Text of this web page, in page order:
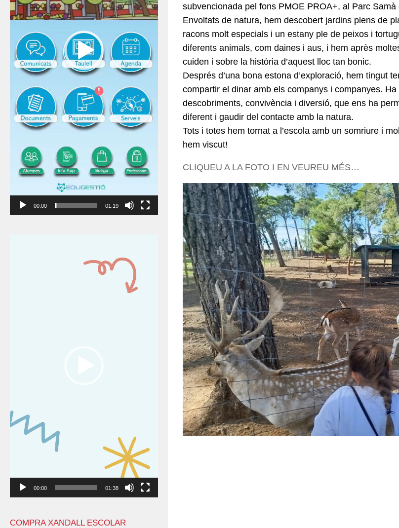
subvencionada pel fons PMOE PROA+, al Parc Samà
Envoltats de natura, hem descobert jardins plens de
racons molt especials i un estany ple de peixos i
diferents animals, com daines i aus, i hem après
cuiden i sobre la història d’aquest lloc tan bonic.
Després d’una bona estona d’exploració, hem tingut
compartir el dinar amb els companys i companyes.
descobriments, convivència i diversió, que ens ha
diferent i gaudir del contacte amb la natura.
Tots i totes hem tornat a l’escola amb un somriure i
hem viscut!
CLIQUEU A LA FOTO I EN VEUREU MÉS…
00:00 01:19
00:00 01:38
COMPRA XANDALL ESCOLAR